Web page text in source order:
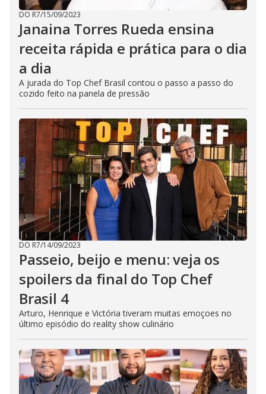
DO R7/15/09/2023
Janaina Torres Rueda ensina
receita rápida e prática para o dia
a dia
A jurada do Top Chef Brasil contou o passo a passo do
cozido feito na panela de pressão
DO R7/14/09/2023
Passeio, beijo e menu: veja os
spoilers da final do Top Chef
Brasil 4
Arturo, Henrique e Victória tiveram muitas emoçoes no
último episódio do reality show culinário